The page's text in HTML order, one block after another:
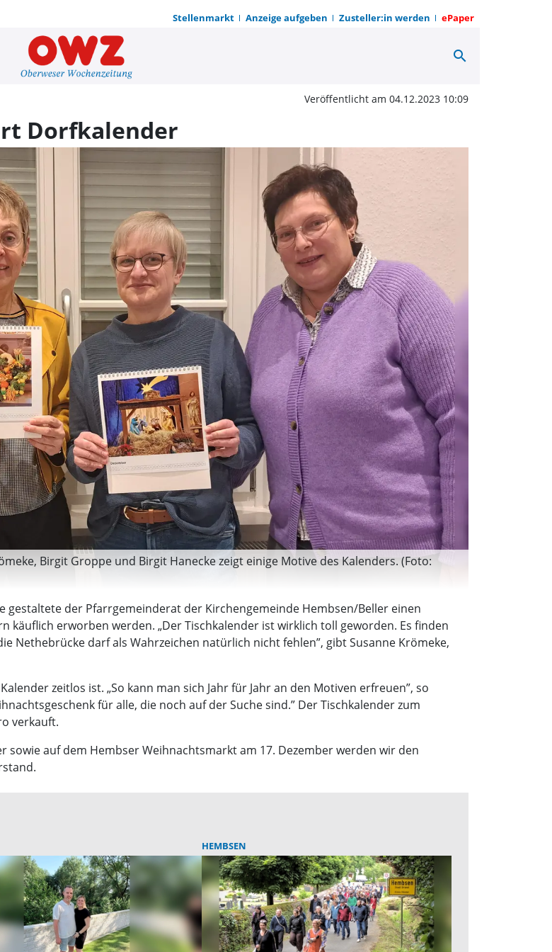
Stellenmarkt Anzeige aufgeben Zusteller:in werden ePaper
Pfarrgemeinderat präsentiertsearch
Veröffentlicht am 04.12.2023 10:09
Dorfkalender
Birgit Groppe und Birgit Hanecke zeigt einige Motive des Kalenders. (Foto:
gestaltete der Pfarrgemeinderat der Kirchengemeinde Hembsen/Beller einen
käuflich erworben werden. „Der Tischkalender ist wirklich toll geworden. Es finden
Nethebrücke darf als Wahrzeichen natürlich nicht fehlen”, gibt Susanne Krömeke,
zeitlos ist. „So kann man sich Jahr für Jahr an den Motiven erfreuen”, so
für alle, die noch auf der Suche sind.” Der Tischkalender zum
verkauft.
sowie auf dem Hembser Weihnachtsmarkt am 17. Dezember werden wir den
HEMBSEN